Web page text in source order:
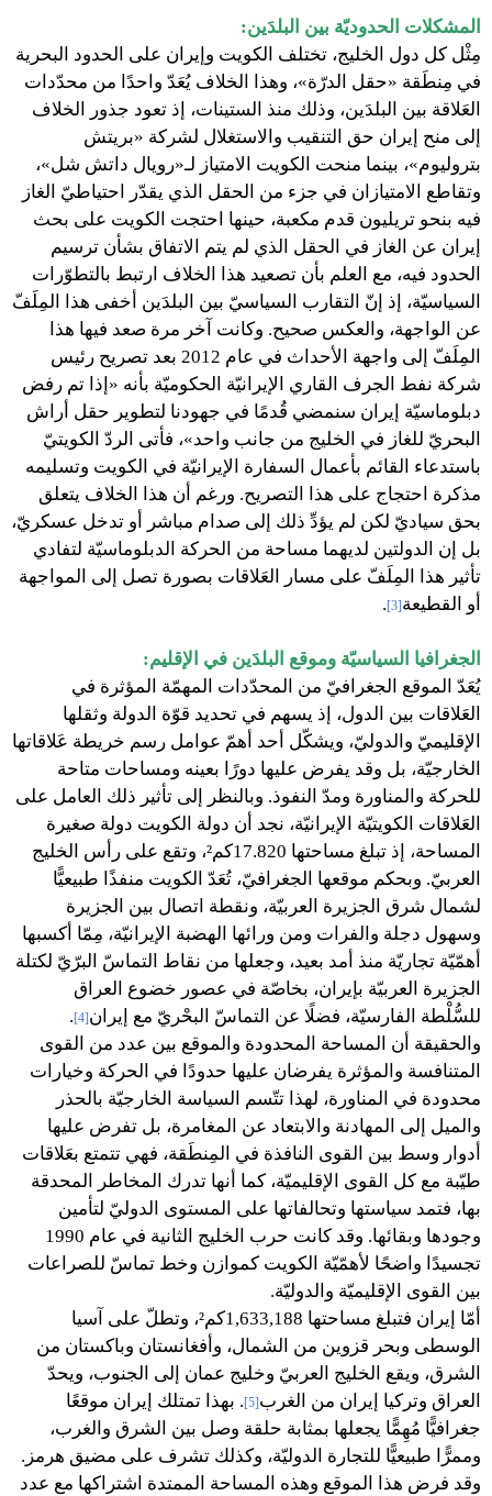
المشكلات الحدوديّة بين البلدَين:
مِثْل كل دول الخليج، تختلف الكويت وإيران على الحدود البحرية
في مِنطَقة «حقل الدرّة»، وهذا الخلاف يُعَدّ واحدًا من محدّدات
العَلاقة بين البلدَين، وذلك منذ الستينات، إذ تعود جذور الخلاف
إلى منح إيران حق التنقيب والاستغلال لشركة «بريتش
بتروليوم»، بينما منحت الكويت الامتياز لـ«رويال داتش شل»،
وتقاطع الامتيازان في جزء من الحقل الذي يقدّر احتياطيّ الغاز
فيه بنحو تريليون قدم مكعبة، حينها احتجت الكويت على بحث
إيران عن الغاز في الحقل الذي لم يتم الاتفاق بشأن ترسيم
الحدود فيه، مع العلم بأن تصعيد هذا الخلاف ارتبط بالتطوّرات
السياسيّة، إذ إنّ التقارب السياسيّ بين البلدَين أخفى هذا المِلَفّ
عن الواجهة، والعكس صحيح. وكانت آخر مرة صعد فيها هذا
المِلَفّ إلى واجهة الأحداث في عام 2012 بعد تصريح رئيس
شركة نفط الجرف القاري الإيرانيّة الحكوميّة بأنه «إذا تم رفض
دبلوماسيّة إيران سنمضي قُدمًا في جهودنا لتطوير حقل أراش
البحريّ للغاز في الخليج من جانب واحد»، فأتى الردّ الكويتيّ
باستدعاء القائم بأعمال السفارة الإيرانيّة في الكويت وتسليمه
مذكرة احتجاج على هذا التصريح. ورغم أن هذا الخلاف يتعلق
بحق سياديّ لكن لم يؤدِّ ذلك إلى صدام مباشر أو تدخل عسكريّ،
بل إن الدولتين لديهما مساحة من الحركة الدبلوماسيّة لتفادي
تأثير هذا المِلَفّ على مسار العَلاقات بصورة تصل إلى المواجهة
أو القطيعة [3]
.
الجغرافيا السياسيّة وموقع البلدَين في الإقليم:
يُعَدّ الموقع الجغرافيّ من المحدّدات المهمّة المؤثرة في
العَلاقات بين الدول، إذ يسهم في تحديد قوّة الدولة وثقلها
الإقليميّ والدوليّ، ويشكّل أحد أهمّ عوامل رسم خريطة عَلاقاتها
الخارجيّة، بل وقد يفرض عليها دورًا بعينه ومساحات متاحة
للحركة والمناورة ومدّ النفوذ. وبالنظر إلى تأثير ذلك العامل على
العَلاقات الكويتيّة الإيرانيّة، نجد أن دولة الكويت دولة صغيرة
المساحة، إذ تبلغ مساحتها 17.820كم²، وتقع على رأس الخليج
العربيّ. وبحكم موقعها الجغرافيّ، تُعَدّ الكويت منفذًا طبيعيًّا
لشمال شرق الجزيرة العربيّة، ونقطة اتصال بين الجزيرة
وسهول دجلة والفرات ومن ورائها الهضبة الإيرانيّة، مِمّا أكسبها
أهمّيّة تجاريّة منذ أمد بعيد، وجعلها من نقاط التماسّ البرّيّ لكتلة
الجزيرة العربيّة بإيران، بخاصّة في عصور خضوع العراق
للسُّلْطة الفارسيّة، فضلًا عن التماسّ البحْريّ مع إيران [4]
.
والحقيقة أن المساحة المحدودة والموقع بين عدد من القوى
المتنافسة والمؤثرة يفرضان عليها حدودًا في الحركة وخيارات
محدودة في المناورة، لهذا تتّسم السياسة الخارجيّة بالحذر
والميل إلى المهادنة والابتعاد عن المغامرة، بل تفرض عليها
أدوار وسط بين القوى النافذة في المِنطَقة، فهي تتمتع بعَلاقات
طيّبة مع كل القوى الإقليميّة، كما أنها تدرك المخاطر المحدقة
بها، فتمد سياستها وتحالفاتها على المستوى الدوليّ لتأمين
وجودها وبقائها. وقد كانت حرب الخليج الثانية في عام 1990
تجسيدًا واضحًا لأهمّيّة الكويت كموازن وخط تماسّ للصراعات
بين القوى الإقليميّة والدوليّة.
أمّا إيران فتبلغ مساحتها 1,633,188كم²، وتطلّ على آسيا
الوسطى وبحر قزوين من الشمال، وأفغانستان وباكستان من
الشرق، ويقع الخليج العربيّ وخليج عمان إلى الجنوب، ويحدّ
العراق وتركيا إيران من الغرب [5]
. بهذا تمتلك إيران موقعًا
جغرافيًّا مُهِمًّا يجعلها بمثابة حلقة وصل بين الشرق والغرب،
وممرًّا طبيعيًّا للتجارة الدوليّة، وكذلك تشرف على مضيق هرمز.
وقد فرض هذا الموقع وهذه المساحة الممتدة اشتراكها مع عدد